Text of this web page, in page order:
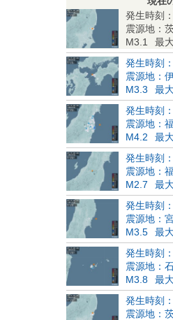
発生時刻
震源地：
M3.1
最
発生時刻
震源地：
M3.3
最
発生時刻
震源地：
M4.2
最
発生時刻
震源地：
M2.7
最
発生時刻
震源地：
M3.5
最
発生時刻
震源地：
M3.8
最
発生時刻
震源地：